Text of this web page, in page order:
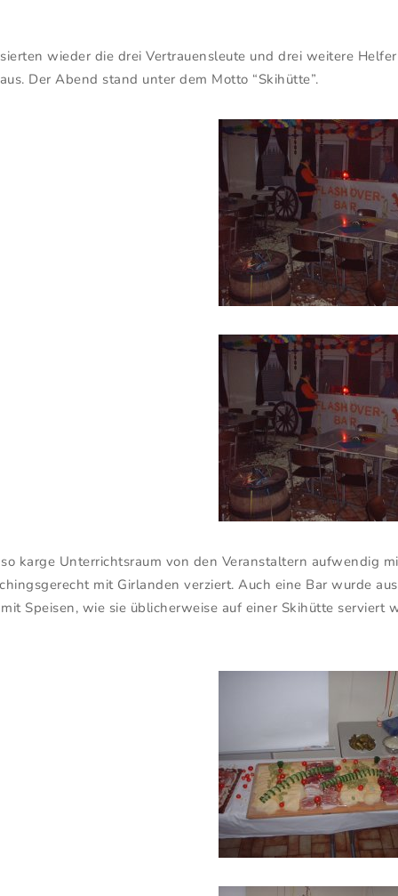
wieder die drei Vertrauensleute und drei weitere
Der Abend stand unter dem Motto “Skihütte”.
karge Unterrichtsraum von den Veranstaltern aufwendig
mit Girlanden verziert. Auch eine Bar wurde
Speisen, wie sie üblicherweise auf einer Skihütte serviert